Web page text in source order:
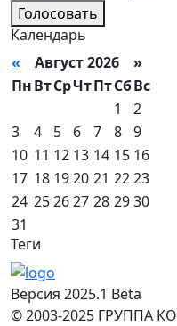
Голосовать
Календарь
« Август 2026 »
ПнВтСрЧтПтСбВс
1
2
3
4 5 6 7 8 9
10 11 12 13 14 15 16
17 18 1920 21 2223
24 252627 28 2930
31
Теги
Версия 2025.1 Beta
© 2003-2025 ГРУППА